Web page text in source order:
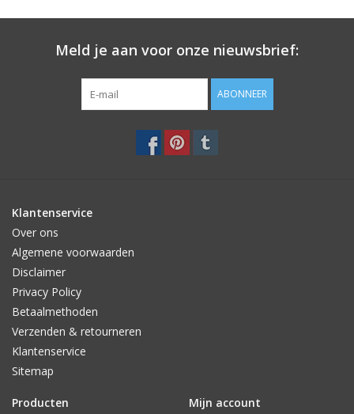
Meld je aan voor onze nieuwsbrief:
ABONNEER
Klantenservice
Over ons
Algemene voorwaarden
Disclaimer
Privacy Policy
Betaalmethoden
Verzenden & retourneren
Klantenservice
Sitemap
Producten
Mijn account